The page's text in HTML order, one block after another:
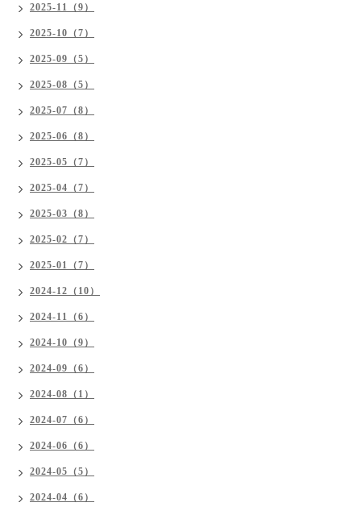
2025-11（9）
2025-10（7）
2025-09（5）
2025-08（5）
2025-07（8）
2025-06（8）
2025-05（7）
2025-04（7）
2025-03（8）
2025-02（7）
2025-01（7）
2024-12（10）
2024-11（6）
2024-10（9）
2024-09（6）
2024-08（1）
2024-07（6）
2024-06（6）
2024-05（5）
2024-04（6）